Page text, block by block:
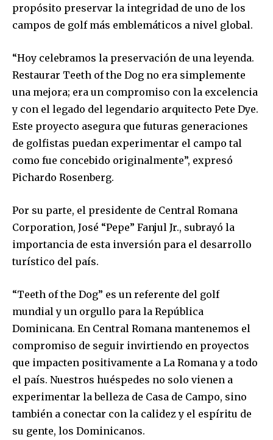
propósito preservar la integridad de uno de los
campos de golf más emblemáticos a nivel global.
“Hoy celebramos la preservación de una leyenda.
Restaurar Teeth of the Dog no era simplemente
una mejora; era un compromiso con la excelencia
y con el legado del legendario arquitecto Pete Dye.
Este proyecto asegura que futuras generaciones
de golfistas puedan experimentar el campo tal
como fue concebido originalmente”, expresó
Pichardo Rosenberg.
Por su parte, el presidente de Central Romana
Corporation, José “Pepe” Fanjul Jr., subrayó la
importancia de esta inversión para el desarrollo
turístico del país.
“Teeth of the Dog” es un referente del golf
mundial y un orgullo para la República
Dominicana. En Central Romana mantenemos el
compromiso de seguir invirtiendo en proyectos
que impacten positivamente a La Romana y a todo
el país. Nuestros huéspedes no solo vienen a
experimentar la belleza de Casa de Campo, sino
también a conectar con la calidez y el espíritu de
su gente, los Dominicanos.